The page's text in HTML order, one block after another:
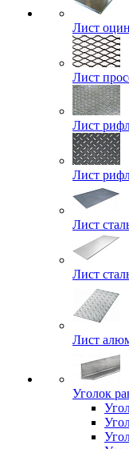
Лист
Лист
Лист
Лист
Лист
Лист
Лист
Уголок